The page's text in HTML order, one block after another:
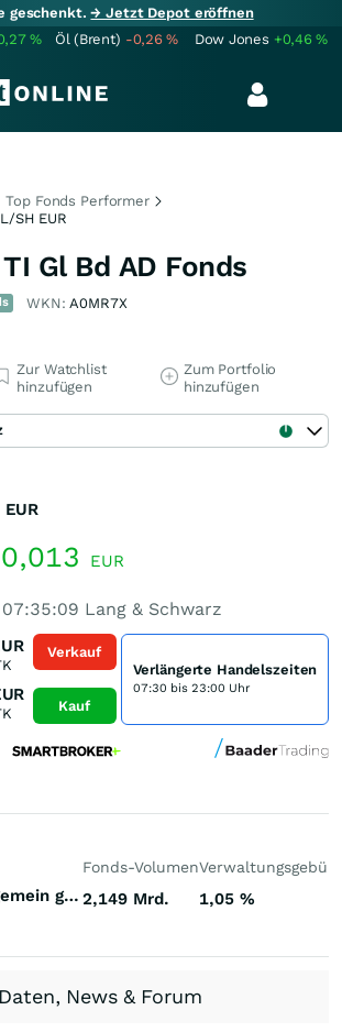
geschenkt.→ Jetzt Depot eröffnen
% Öl (Brent) -0,26% Dow Jones +0,46%
Top Fonds Performer
SH EUR
Gl Bd AD Fonds
WKN:A0MR7X
Zur Watchlist
hinzufügen
Zum Portfolio
hinzufügen
EUR
EUR
07:35:09 Lang & Schwarz
Verkauf
Kauf
Verlängerte Handelszeiten
07:30 bis 23:00 Uhr
Rentenfonds allgemein gemischte Laufzeiten Welt Hart- und Weichwährungen (Welt)
Fonds-Volumen
2,149 Mrd. 1,05 %
News & Forum